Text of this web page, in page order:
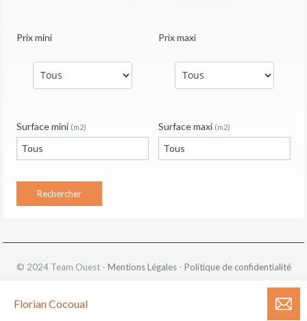
Prix mini Prix maxi
Surface mini (m2) Surface maxi (m2)
© 2024 Team Ouest - Mentions Légales- Politique de confidentialité
Florian Cocoual